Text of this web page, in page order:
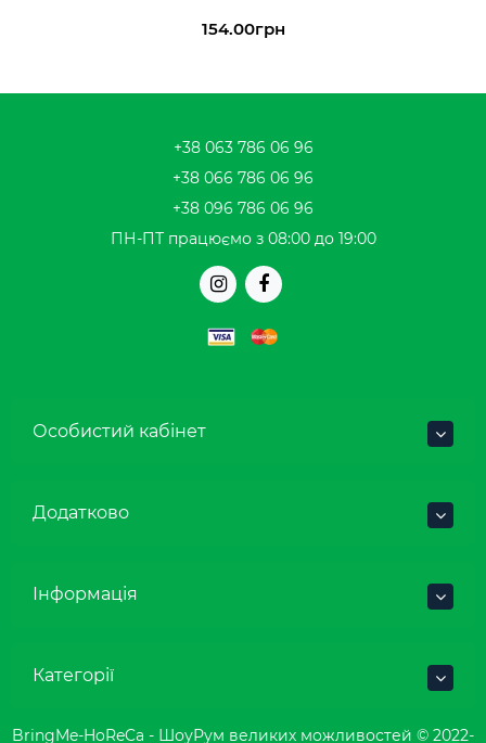
154.00грн
+38 063 786 06 96
+38 066 786 06 96
+38 096 786 06 96
ПН-ПТ працюємо з 08:00 до 19:00
Особистий кабінет
Додатково
Інформація
Категорії
BringMe-HoReCa - ШоуРум великих можливостей © 2022-